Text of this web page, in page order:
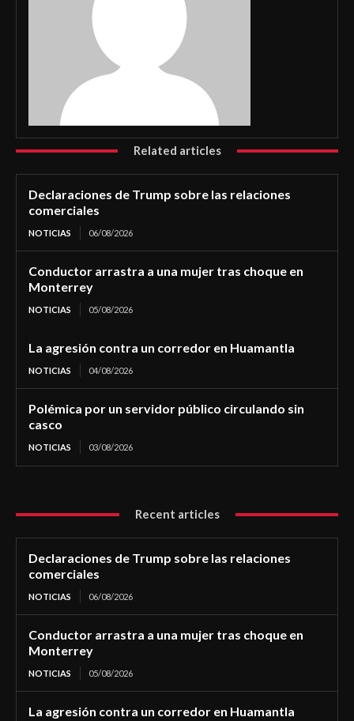
Related articles
Declaraciones de Trump sobre las relaciones
comerciales
NOTICIAS 06/08/2026
Conductor arrastra a una mujer tras choque en
Monterrey
NOTICIAS 05/08/2026
La agresión contra un corredor en Huamantla
NOTICIAS 04/08/2026
Polémica por un servidor público circulando sin
casco
NOTICIAS 03/08/2026
Recent articles
Declaraciones de Trump sobre las relaciones
comerciales
NOTICIAS 06/08/2026
Conductor arrastra a una mujer tras choque en
Monterrey
NOTICIAS 05/08/2026
La agresión contra un corredor en Huamantla